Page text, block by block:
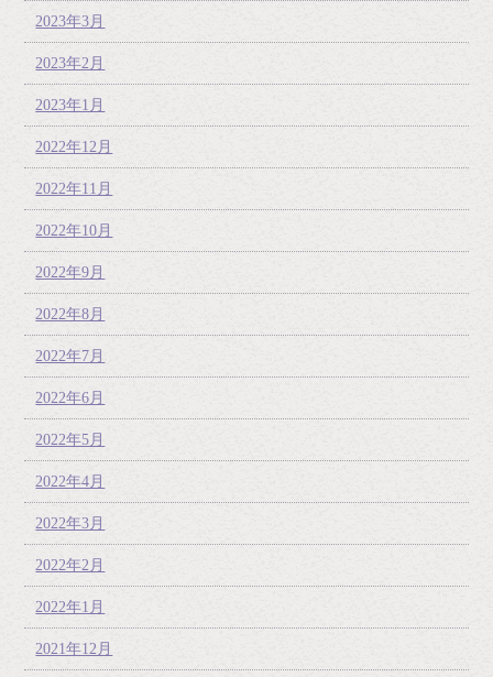
2023年3月
2023年2月
2023年1月
2022年12月
2022年11月
2022年10月
2022年9月
2022年8月
2022年7月
2022年6月
2022年5月
2022年4月
2022年3月
2022年2月
2022年1月
2021年12月